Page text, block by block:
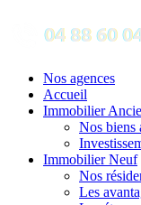
Nos agences
Accueil
Immobilier
Nos biens
Immobilier Neuf
Nos
Les